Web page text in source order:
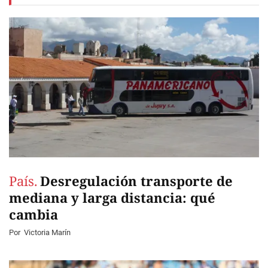
País. Desregulación transporte de
mediana y larga distancia: qué
cambia
Por Victoria Marín